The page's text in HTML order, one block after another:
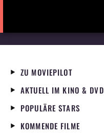
ZU MOVIEPILOT
AKTUELL IM KINO & DVD
POPULÄRE STARS
KOMMENDE FILME